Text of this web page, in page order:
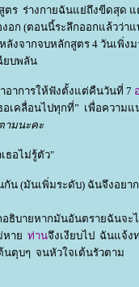
ร ร่างกายฉันแย่ถึงขีดสุด
อก (ตอนนี้ระลึกออกแล้วว่
งจากจบหลักสูตร 4 วันเพิ่ง
ยบพลัน
อาการให้ฟังตั้งแต่คืนวันที่ 7
เคลื่อนไปทุกที่” เพื่อความแ
ามนะคะ
ธอไม่รู้ตัว"
น (มันเพิ่มระดับ) ฉันจึงอยา
บายหากมันอันตรายฉันจะ
ม่หา ท่านจึงเงียบไป ฉันแจ้
ตุบๆ จนหัวใจเต้นรัวตาม